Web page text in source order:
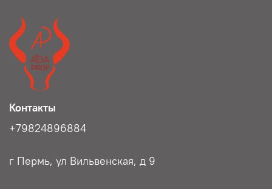
Контакты
+79824896884
г Пермь, ул Вильвенская, д 9